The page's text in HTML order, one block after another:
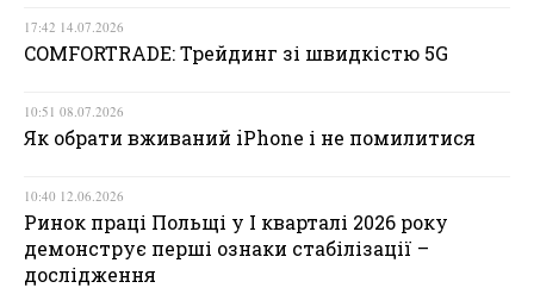
17:42 14.07.2026
COMFORTRADE: Трейдинг зі швидкістю 5G
10:51 08.07.2026
Як обрати вживаний iPhone і не помилитися
10:40 12.06.2026
Ринок праці Польщі у І кварталі 2026 року
демонструє перші ознаки стабілізації –
дослідження